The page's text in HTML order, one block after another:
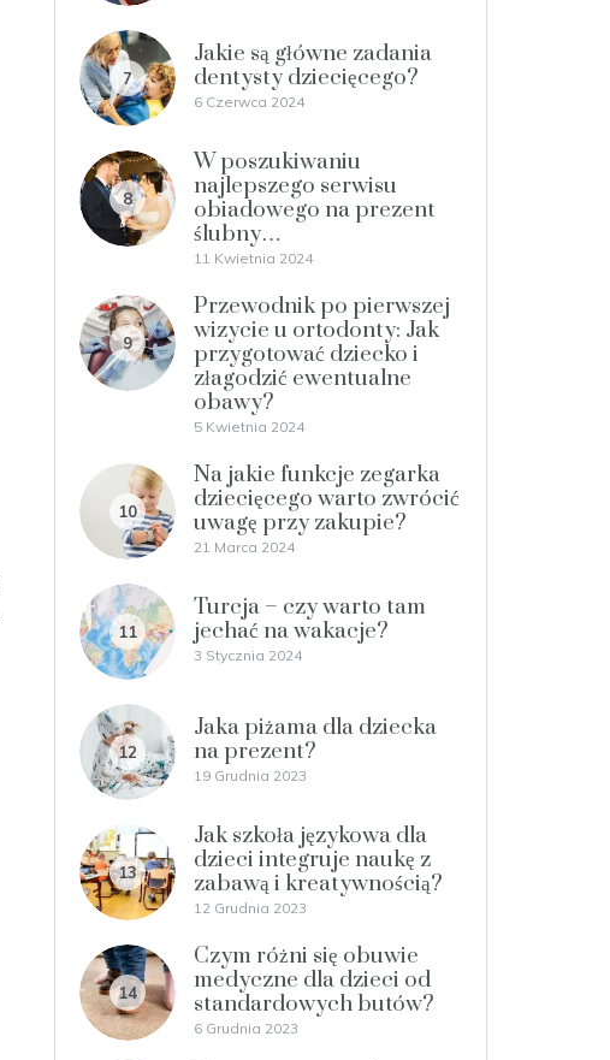
7
Jakie są główne zadania
dentysty dziecięcego?
6 Czerwca 2024
8
W poszukiwaniu
najlepszego serwisu
obiadowego na prezent
ślubny…
11 Kwietnia 2024
9
Przewodnik po pierwszej
wizycie u ortodonty: Jak
przygotować dziecko i
złagodzić ewentualne
obawy?
5 Kwietnia 2024
10
Na jakie funkcje zegarka
dziecięcego warto zwrócić
uwagę przy zakupie?
21 Marca 2024
11
Turcja – czy warto tam
jechać na wakacje?
3 Stycznia 2024
12
Jaka piżama dla dziecka
na prezent?
19 Grudnia 2023
13
Jak szkoła językowa dla
dzieci integruje naukę z
zabawą i kreatywnością?
12 Grudnia 2023
14
Czym różni się obuwie
medyczne dla dzieci od
standardowych butów?
6 Grudnia 2023